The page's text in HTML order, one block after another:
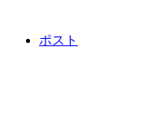
ポスト